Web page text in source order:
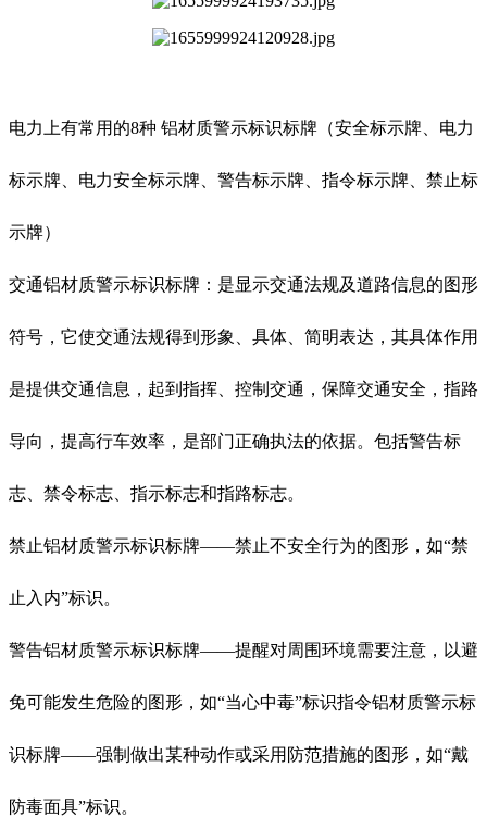
电力上有常用的8种 铝材质警示标识标牌（安全标示牌、电力
标示牌、电力安全标示牌、警告标示牌、指令标示牌、禁止标
示牌）
交通铝材质警示标识标牌：是显示交通法规及道路信息的图形
符号，它使交通法规得到形象、具体、简明表达，其具体作用
是提供交通信息，起到指挥、控制交通，保障交通安全，指路
导向，提高行车效率，是部门正确执法的依据。包括警告标
志、禁令标志、指示标志和指路标志。
禁止铝材质警示标识标牌——禁止不安全行为的图形，如“禁
止入内”标识。
警告铝材质警示标识标牌——提醒对周围环境需要注意，以避
免可能发生危险的图形，如“当心中毒”标识指令铝材质警示标
识标牌——强制做出某种动作或采用防范措施的图形，如“戴
防毒面具”标识。